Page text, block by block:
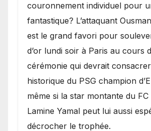
couronnement individuel pour
fantastique? L’attaquant
est le grand favori pour
d’or lundi soir à Paris au cours
cérémonie qui devrait consacrer
historique du PSG champion
même si la star montante du
Lamine Yamal peut lui aussi
décrocher le trophée.